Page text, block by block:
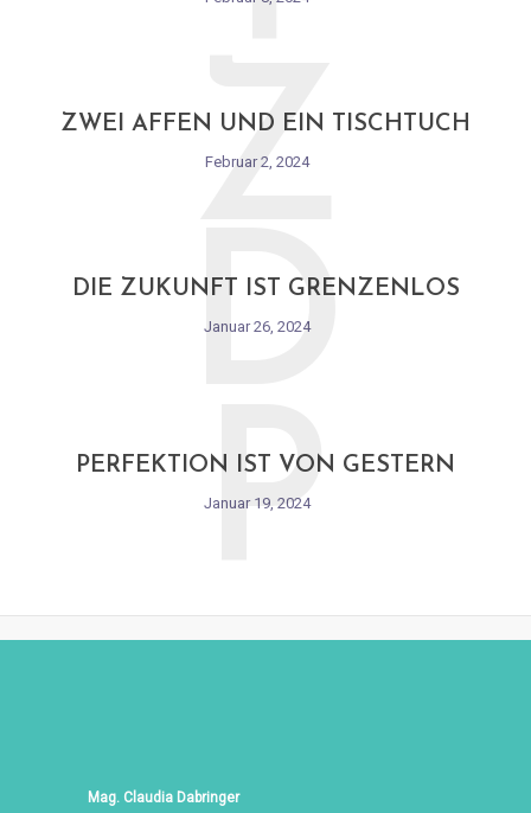
ZWEI AFFEN UND EIN TISCHTUCH
Februar 2, 2024
Z
DIE ZUKUNFT IST GRENZENLOS
Januar 26, 2024
D
PERFEKTION IST VON GESTERN
Januar 19, 2024
P
Mag. Claudia Dabringer